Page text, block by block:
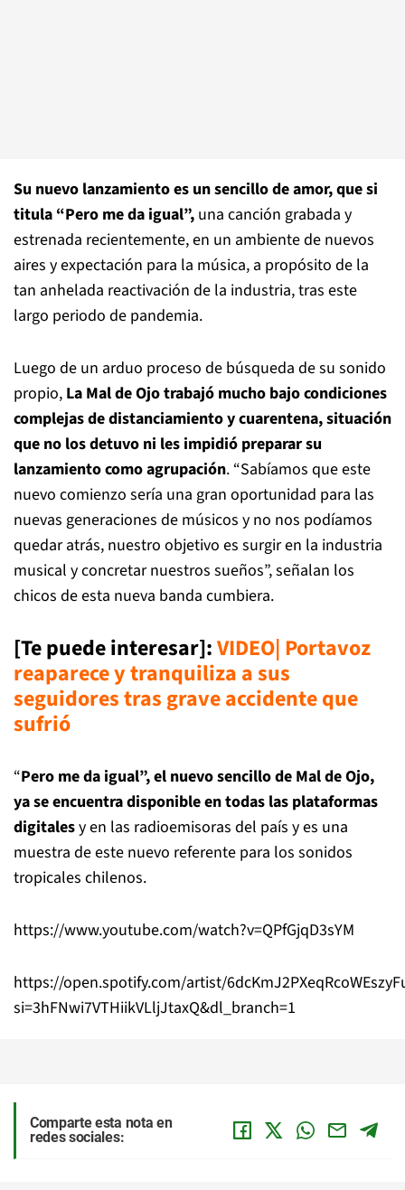
Su nuevo lanzamiento es un sencillo de amor, que si
titula “Pero me da igual”, una canción grabada y
estrenada recientemente, en un ambiente de nuevos
aires y expectación para la música, a propósito de la
tan anhelada reactivación de la industria, tras este
largo periodo de pandemia.
Luego de un arduo proceso de búsqueda de su sonido
propio, La Mal de Ojo trabajó mucho bajo condiciones
complejas de distanciamiento y cuarentena, situación
que no los detuvo ni les impidió preparar su
lanzamiento como agrupación. “Sabíamos que este
nuevo comienzo sería una gran oportunidad para las
nuevas generaciones de músicos y no nos podíamos
quedar atrás, nuestro objetivo es surgir en la industria
musical y concretar nuestros sueños”, señalan los
chicos de esta nueva banda cumbiera.
[Te puede interesar]:VIDEO| Portavoz
reaparece y tranquiliza a sus
seguidores tras grave accidente que
sufrió
“Pero me da igual”, el nuevo sencillo de Mal de Ojo,
ya se encuentra disponible en todas las plataformas
digitalesy en las radioemisoras del país y es una
muestra de este nuevo referente para los sonidos
tropicales chilenos.
https://www.youtube.com/watch?v=QPfGjqD3sYM
https://open.spotify.com/artist/
si=3hFNwi7VTHiikVLljJtaxQ&dl_branch=1
Comparte esta nota en
redes sociales: